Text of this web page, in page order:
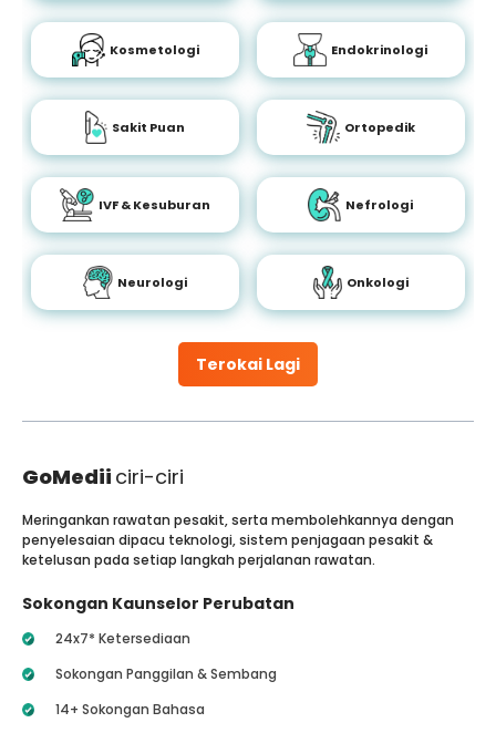
Terokai Lagi
Kosmetologi Endokrinologi
Sakit Puan Ortopedik
IVF & Kesuburan Nefrologi
Neurologi Onkologi
GoMedii ciri-ciri
Meringankan rawatan pesakit, serta membolehkannya dengan
penyelesaian dipacu teknologi, sistem penjagaan pesakit &
ketelusan pada setiap langkah perjalanan rawatan.
Sokongan Kaunselor Perubatan
24x7* Ketersediaan
Sokongan Panggilan & Sembang
14+ Sokongan Bahasa